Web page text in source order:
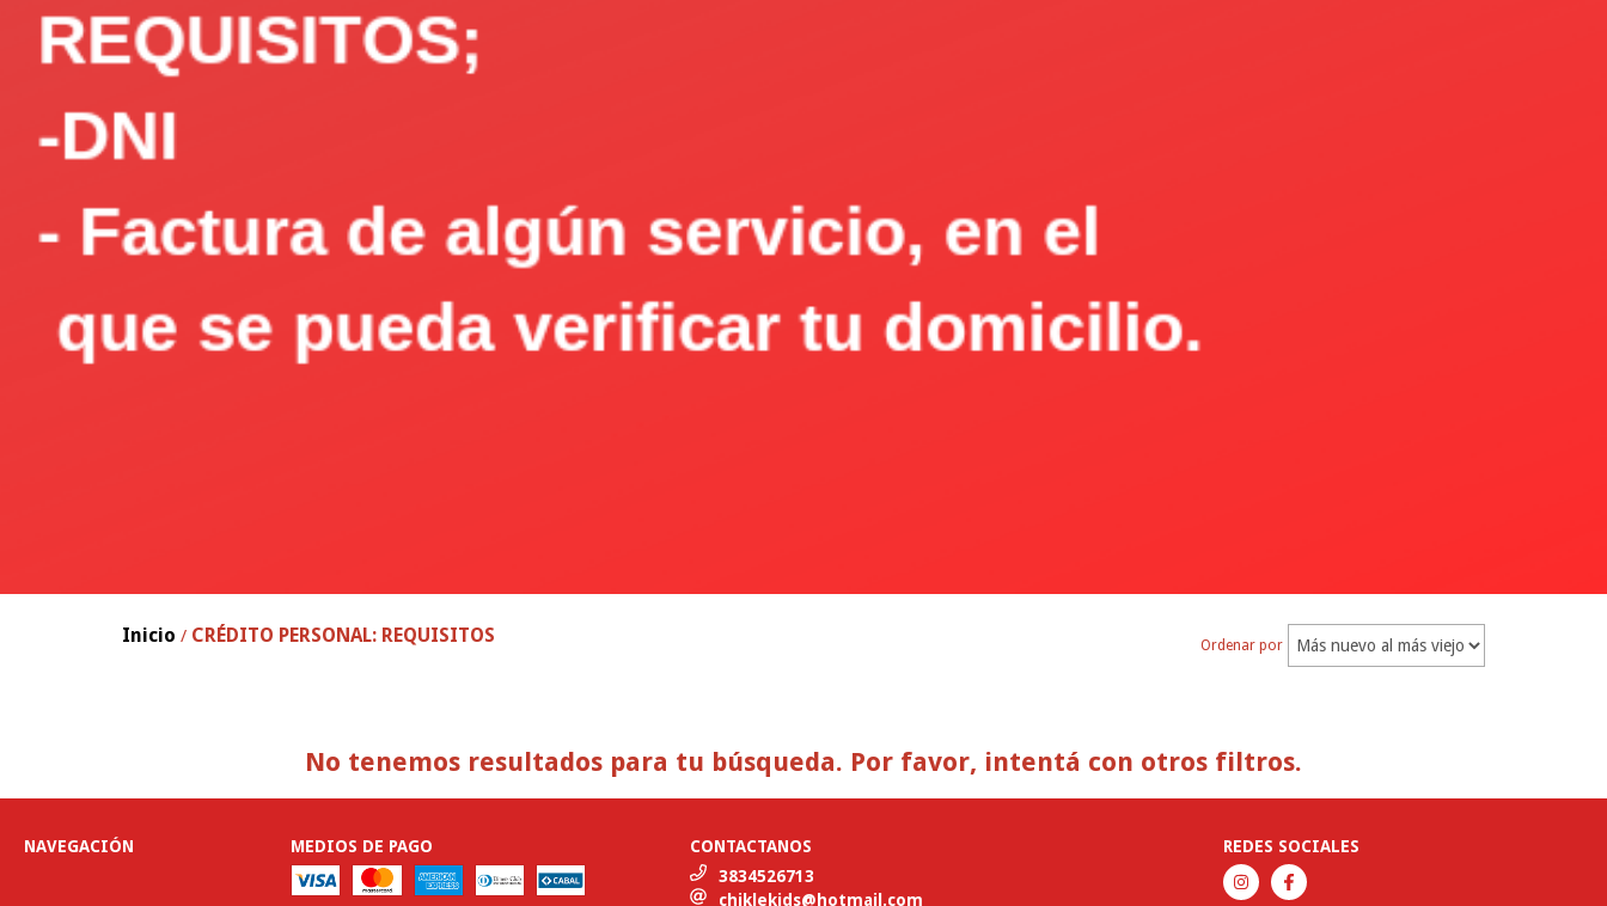
Inicio / CRÉDITO PERSONAL: REQUISITOS Ordenar por
No tenemos resultados para tu búsqueda. Por favor, intentá con otros filtros.
NAVEGACIÓN MEDIOS DE PAGO
CONTACTANOS
3834526713
chiklekids@hotmail.com
REDES SOCIALES